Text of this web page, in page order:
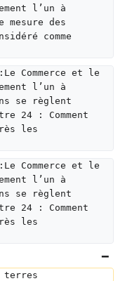
l’un à
mesure des
comme
Commerce et le
l’un à
se règlent
24 : Comment
les
Commerce et le
l’un à
se règlent
24 : Comment
les
terres